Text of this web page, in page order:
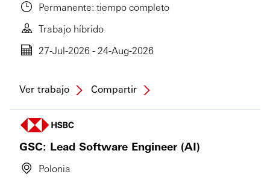
Permanente: tiempo completo
Trabajo híbrido
27-Jul-2026 - 24-Aug-2026
Ver trabajo Compartir
GSC: Lead Software Engineer (AI)
Polonia